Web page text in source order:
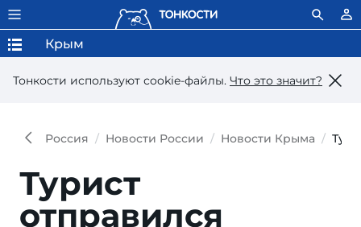
Тонкости используют сookie-файлы. Что это значит?
Крым
Россия Новости России Новости Крыма
Турист
отправился